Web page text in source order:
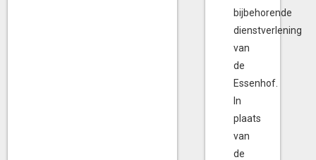
bijbehorende
dienstverlening
van
de
Essenhof.
In
plaats
van
de